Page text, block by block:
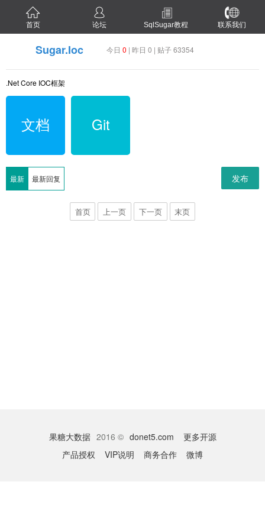
首页 论坛 SqlSugar教程 联系我们
Sugar.Ioc 今日 0 | 昨日 0 | 贴子 63354
.Net Core IOC框架
文档 Git
最新 最新回复 发布
首页 上一页 下一页 末页
果糖大数据 2016 © donet5.com
更多开源
产品授权
VIP说明 商务合作 微博